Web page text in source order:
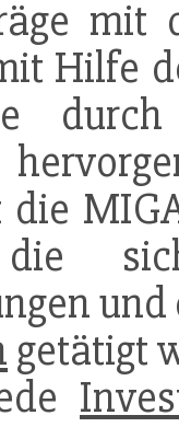
mit
Hilfe
die
die
getätigt